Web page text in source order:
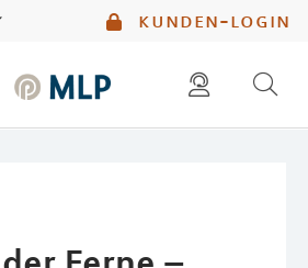
kunden-login